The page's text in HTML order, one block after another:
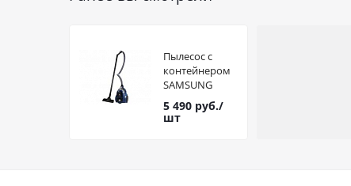
Пылесос с
контейнером
SAMSUNG
SC4520 синий
5 490 руб./
шт